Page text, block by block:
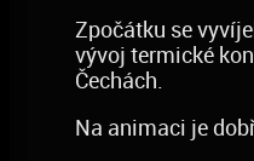
Zpočátku se
vývoj termické
Čechách.
Na animaci je